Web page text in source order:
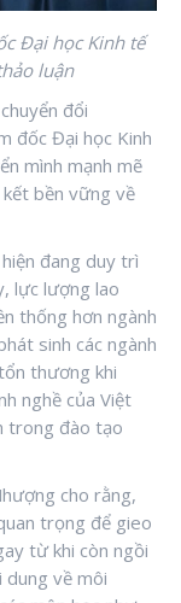
Đại học Kinh tế
luận
đổi
đốc Đại học Kinh
mình mạnh mẽ
kết bền vững về
đang duy trì
lực lượng lao
thống hơn ngành
sinh các ngành
thương khi
nghề của Việt
trong đào tạo
cho rằng,
trọng để gieo
từ khi còn ngồi
dung về môi